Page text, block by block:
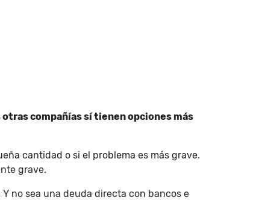
compañías sí tienen opciones más
cantidad o si el problema es más grave.
grave.
no sea una deuda directa con bancos e